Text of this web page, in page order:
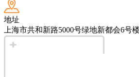
地址
上海市共和新路5000号绿地新都会6号